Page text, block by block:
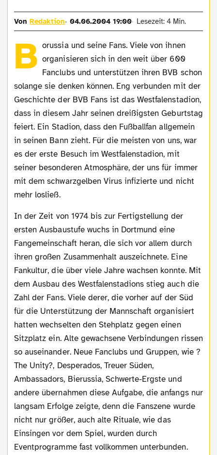
VonRedaktion 04.06.2004 19:00 Lesezeit: 4 Min.
B orussia und seine Fans. Viele von ihnen
organisieren sich in den weit über 600
Fanclubs und unterstützen ihren BVB schon
solange sie denken können. Eng verbunden mit der
Geschichte der BVB Fans ist das Westfalenstadion,
dass in diesem Jahr seinen dreißigsten Geburtstag
feiert. Ein Stadion, dass den Fußballfan allgemein
in seinen Bann zieht. Für die meisten von uns, war
es der erste Besuch im Westfalenstadion, mit
seiner besonderen Atmosphäre, der uns für immer
mit dem schwarzgelben Virus infizierte und nicht
mehr losließ.
In der Zeit von 1974 bis zur Fertigstellung der
ersten Ausbaustufe wuchs in Dortmund eine
Fangemeinschaft heran, die sich vor allem durch
ihren großen Zusammenhalt auszeichnete. Eine
Fankultur, die über viele Jahre wachsen konnte. Mit
dem Ausbau des Westfalenstadions stieg auch die
Zahl der Fans. Viele derer, die vorher auf der Süd
für die Unterstützung der Mannschaft organisiert
hatten wechselten den Stehplatz gegen einen
Sitzplatz ein. Alte gewachsene Verbindungen rissen
so auseinander. Neue Fanclubs und Gruppen, wie ?
The Unity?, Desperados, Treuer Süden,
Ambassadors, Bierussia, Schwerte-Ergste und
andere übernahmen diese Aufgabe, die anfangs nur
langsam Erfolge zeigte, denn die Fanszene wurde
nicht nur größer, auch alte Rituale, wie das
Einsingen vor dem Spiel, wurden durch
Eventprogramme fast vollkommen unterbunden.